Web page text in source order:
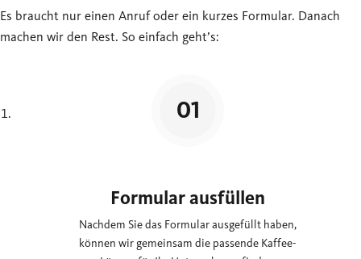
Es braucht nur einen Anruf oder ein kurzes Formular. Danach
machen wir den Rest. So einfach geht’s:
Formular ausfüllen
Nachdem Sie das Formular ausgefüllt haben,
können wir gemeinsam die passende Kaffee-